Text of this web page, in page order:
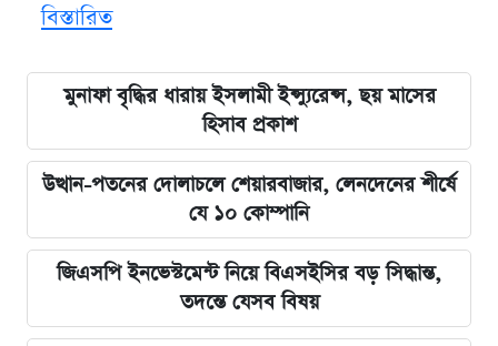
বিস্তারিত
মুনাফা বৃদ্ধির ধারায় ইসলামী ইন্স্যুরেন্স, ছয় মাসের
হিসাব প্রকাশ
উত্থান-পতনের দোলাচলে শেয়ারবাজার, লেনদেনের শীর্ষে
যে ১০ কোম্পানি
জিএসপি ইনভেস্টমেন্ট নিয়ে বিএসইসির বড় সিদ্ধান্ত,
তদন্তে যেসব বিষয়